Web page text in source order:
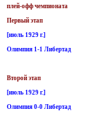
плей-офф чемпионата
Первый этап
[июль 1929 г.]
Олимпия 1-1 Либертад
Второй этап
[июль 1929 г.]
Олимпия 0-0 Либертад